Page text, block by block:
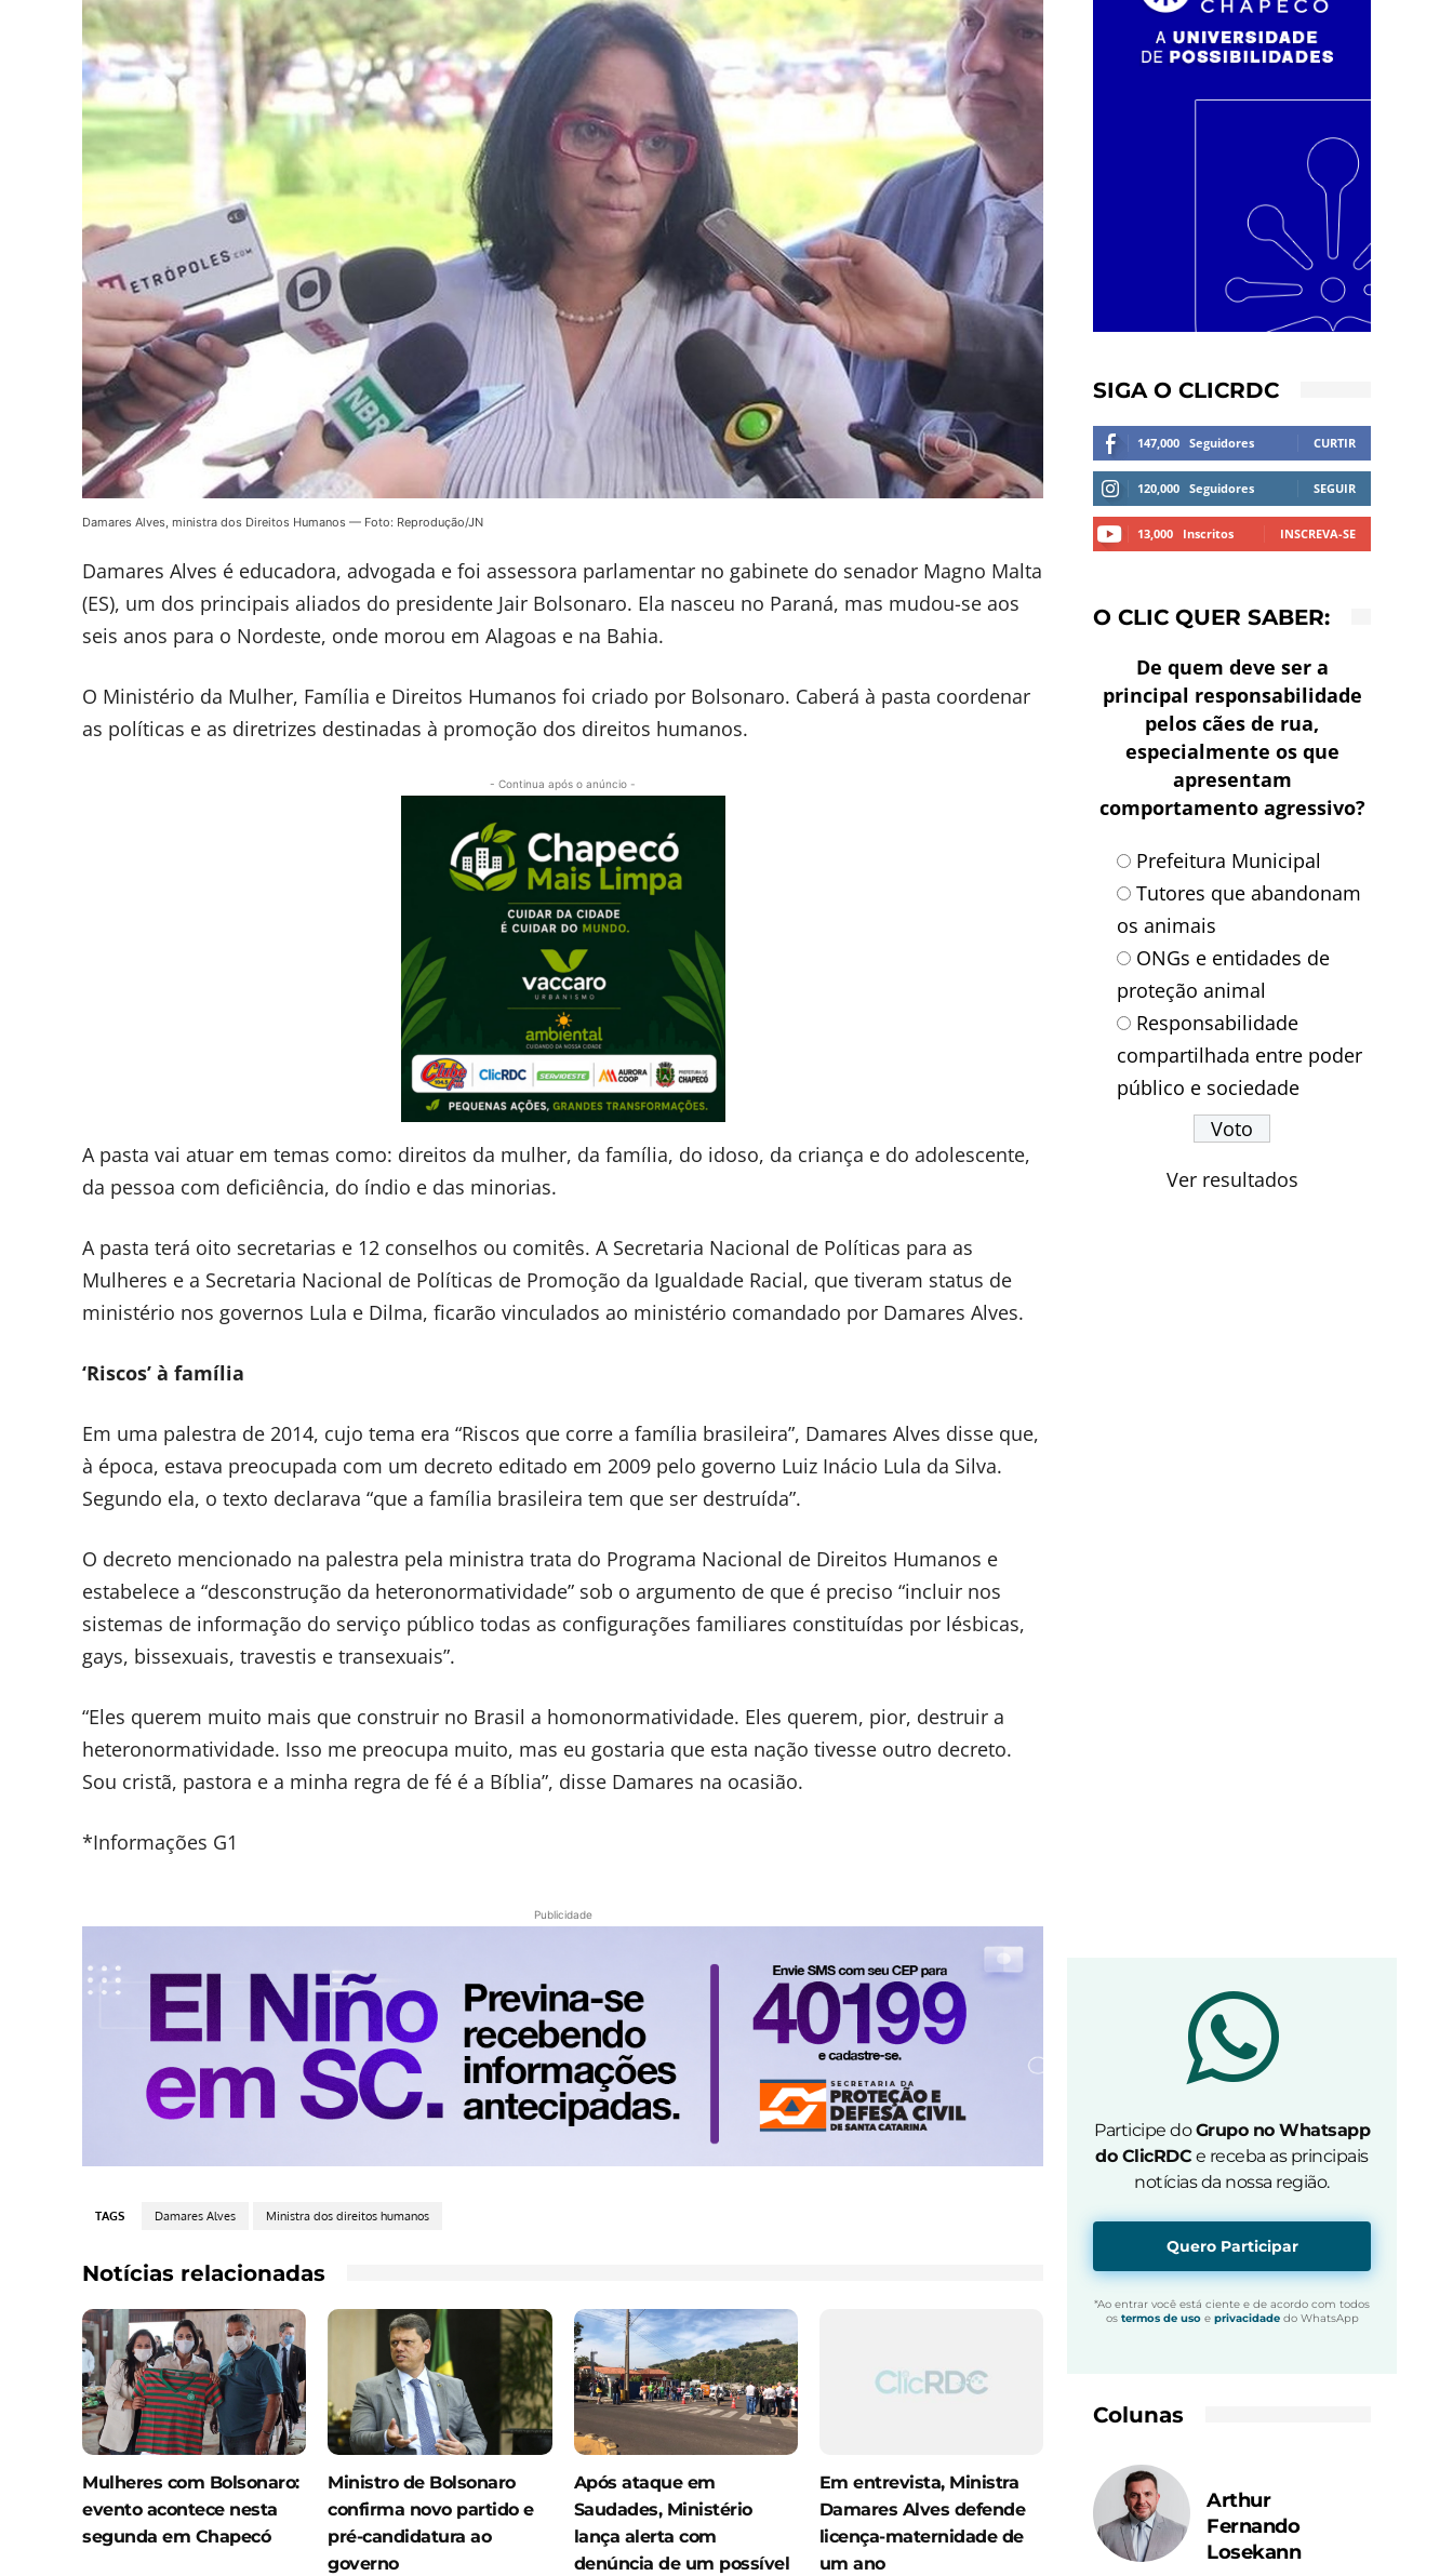
Damares Alves, ministra dos Direitos Humanos — Foto: Reprodução/JN
Damares Alves é educadora, advogada e foi assessora parlamentar no gabinete do senador Magno Malta
(ES), um dos principais aliados do presidente Jair Bolsonaro. Ela nasceu no Paraná, mas mudou-se aos
seis anos para o Nordeste, onde morou em Alagoas e na Bahia.
O Ministério da Mulher, Família e Direitos Humanos foi criado por Bolsonaro. Caberá à pasta coordenar
as políticas e as diretrizes destinadas à promoção dos direitos humanos.
- Continua após o anúncio -
A pasta vai atuar em temas como: direitos da mulher, da família, do idoso, da criança e do adolescente,
da pessoa com deficiência, do índio e das minorias.
A pasta terá oito secretarias e 12 conselhos ou comitês. A Secretaria Nacional de Políticas para as
Mulheres e a Secretaria Nacional de Políticas de Promoção da Igualdade Racial, que tiveram status de
ministério nos governos Lula e Dilma, ficarão vinculados ao ministério comandado por Damares Alves.
‘Riscos’ à família
Em uma palestra de 2014, cujo tema era “Riscos que corre a família brasileira”, Damares Alves disse que,
à época, estava preocupada com um decreto editado em 2009 pelo governo Luiz Inácio Lula da Silva.
Segundo ela, o texto declarava “que a família brasileira tem que ser destruída”.
O decreto mencionado na palestra pela ministra trata do Programa Nacional de Direitos Humanos e
estabelece a “desconstrução da heteronormatividade” sob o argumento de que é preciso “incluir nos
sistemas de informação do serviço público todas as configurações familiares constituídas por lésbicas,
gays, bissexuais, travestis e transexuais”.
“Eles querem muito mais que construir no Brasil a homonormatividade. Eles querem, pior, destruir a
heteronormatividade. Isso me preocupa muito, mas eu gostaria que esta nação tivesse outro decreto.
Sou cristã, pastora e a minha regra de fé é a Bíblia”, disse Damares na ocasião.
*Informações G1
Publicidade
TAGS Damares Alves Ministra dos direitos humanos
Notícias relacionadas
Mulheres com Bolsonaro:
evento acontece nesta
segunda em Chapecó
Ministro de Bolsonaro
confirma novo partido e
pré-candidatura ao
governo
Após ataque em
Saudades, Ministério
lança alerta com
denúncia de um possível
Em entrevista, Ministra
Damares Alves defende
licença-maternidade de
um ano
SIGA O CLICRDC
147,000 Seguidores CURTIR
120,000 Seguidores SEGUIR
13,000 Inscritos INSCREVA-SE
O CLIC QUER SABER:
De quem deve ser a
principal responsabilidade
pelos cães de rua,
especialmente os que
apresentam
comportamento agressivo?
Prefeitura Municipal
Tutores que abandonam
os animais
ONGs e entidades de
proteção animal
Responsabilidade
compartilhada entre poder
público e sociedade
Ver resultados
Participe doGrupo no Whatsapp
do ClicRDC e receba as principais
notícias da nossa região.
Quero Participar
*Ao entrar você está ciente e de acordo com todos
os termos de usoe privacidadedo WhatsApp
Colunas
Arthur
Fernando
Losekann